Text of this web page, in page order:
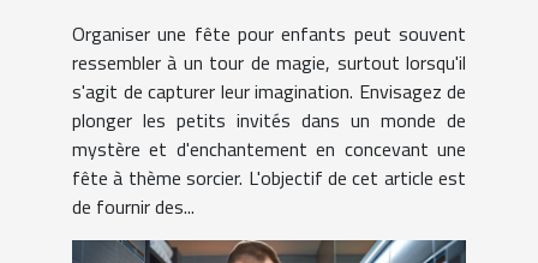
Organiser une fête pour enfants peut souvent
ressembler à un tour de magie, surtout lorsqu'il
s'agit de capturer leur imagination. Envisagez de
plonger les petits invités dans un monde de
mystère et d'enchantement en concevant une
fête à thème sorcier. L'objectif de cet article est
de fournir des...